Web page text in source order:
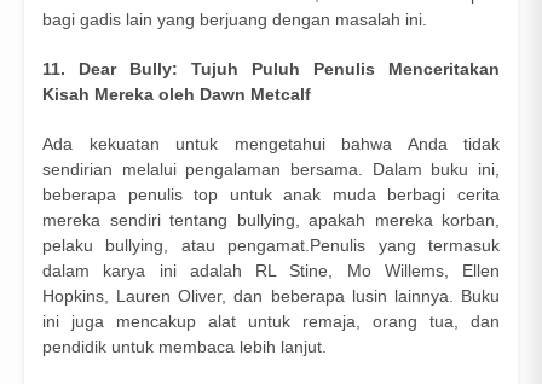
bagi gadis lain yang berjuang dengan masalah ini.
11. Dear Bully: Tujuh Puluh Penulis Menceritakan
Kisah Mereka oleh Dawn Metcalf
Ada kekuatan untuk mengetahui bahwa Anda tidak
sendirian melalui pengalaman bersama. Dalam buku ini,
beberapa penulis top untuk anak muda berbagi cerita
mereka sendiri tentang bullying, apakah mereka korban,
pelaku bullying, atau pengamat.Penulis yang termasuk
dalam karya ini adalah RL Stine, Mo Willems, Ellen
Hopkins, Lauren Oliver, dan beberapa lusin lainnya. Buku
ini juga mencakup alat untuk remaja, orang tua, dan
pendidik untuk membaca lebih lanjut.